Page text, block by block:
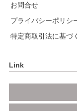
お問合せ
プライバシーポリシ
特定商取引法に基づ
Link